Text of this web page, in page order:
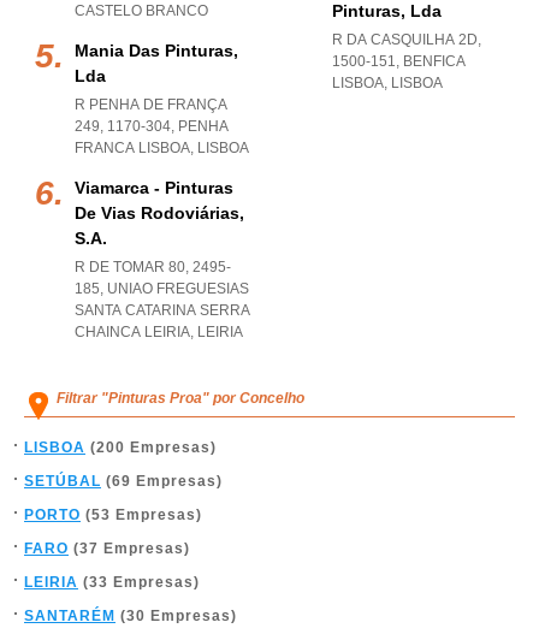
CASTELO BRANCO
Mania Das Pinturas,
Lda
R PENHA DE FRANÇA
249, 1170-304, PENHA
FRANCA LISBOA, LISBOA
Viamarca - Pinturas
De Vias Rodoviárias,
S.a.
R DE TOMAR 80, 2495-
185, UNIAO FREGUESIAS
SANTA CATARINA SERRA
CHAINCA LEIRIA, LEIRIA
Pinturas, Lda
R DA CASQUILHA 2D,
1500-151, BENFICA
LISBOA, LISBOA
Filtrar "Pinturas Proa" por Concelho
LISBOA (200 Empresas)
SETÚBAL (69 Empresas)
PORTO (53 Empresas)
FARO (37 Empresas)
LEIRIA (33 Empresas)
SANTARÉM (30 Empresas)